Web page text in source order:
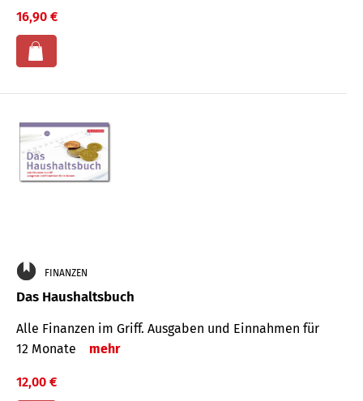
16,90 €
FINANZEN
Das Haushaltsbuch
Alle Finanzen im Griff. Aus­gaben und Ein­nahmen für
12 Monate
mehr
12,00 €